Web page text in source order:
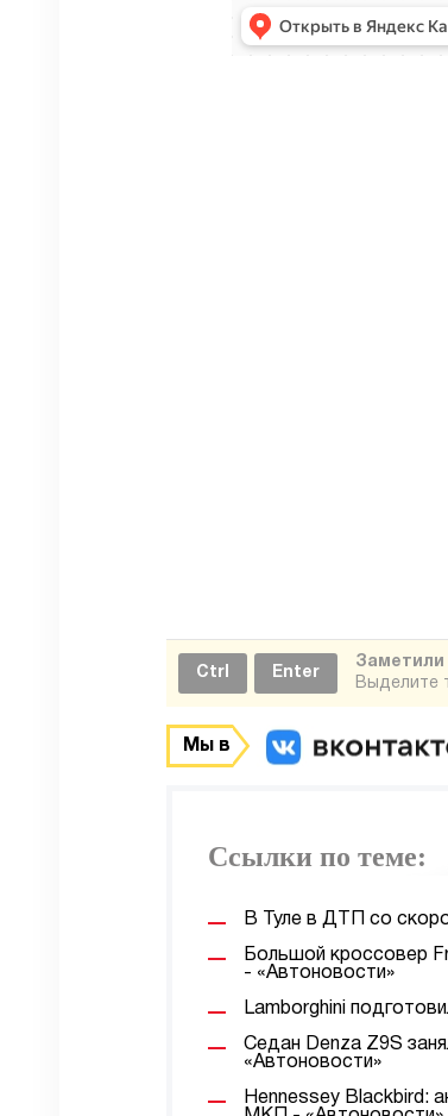
Ctrl Enter
Заметили
Выделите
Мы в
Ссылки по теме:
В Туле в ДТП со
Большой кроссовер
- «Автоновости»
Lamborghini
Седан Denza Z9S
«Автоновости»
Hennessey Blackbird: